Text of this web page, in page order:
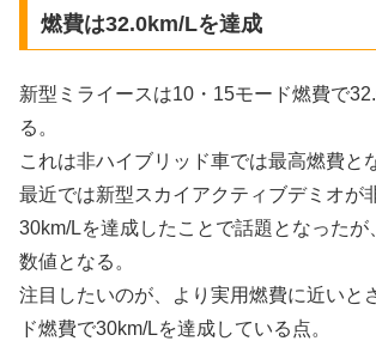
燃費は32.0km/Lを達成
新型ミライースは10・15モード燃費で
る。
これは非ハイブリッド車では最高燃費と
最近では新型スカイアクティブデミオが
30km/Lを達成したことで話題となったが
数値となる。
注目したいのが、より実用燃費に近いと
ド燃費で30km/Lを達成している点。